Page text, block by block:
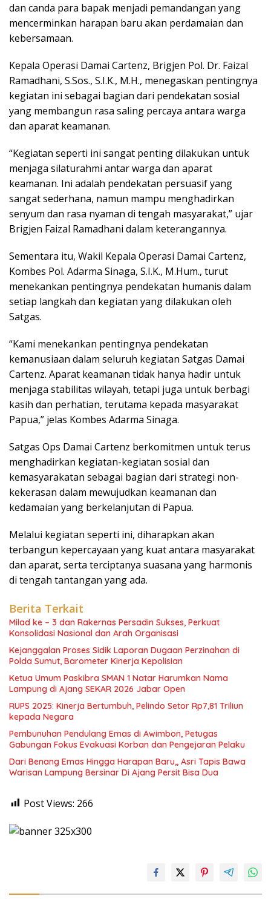
dan canda para bapak menjadi pemandangan yang
mencerminkan harapan baru akan perdamaian dan
kebersamaan.
Kepala Operasi Damai Cartenz, Brigjen Pol. Dr. Faizal
Ramadhani, S.Sos., S.I.K., M.H., menegaskan pentingnya
kegiatan ini sebagai bagian dari pendekatan sosial
yang membangun rasa saling percaya antara warga
dan aparat keamanan.
“Kegiatan seperti ini sangat penting dilakukan untuk
menjaga silaturahmi antar warga dan aparat
keamanan. Ini adalah pendekatan persuasif yang
sangat sederhana, namun mampu menghadirkan
senyum dan rasa nyaman di tengah masyarakat,” ujar
Brigjen Faizal Ramadhani dalam keterangannya.
Sementara itu, Wakil Kepala Operasi Damai Cartenz,
Kombes Pol. Adarma Sinaga, S.I.K., M.Hum., turut
menekankan pentingnya pendekatan humanis dalam
setiap langkah dan kegiatan yang dilakukan oleh
Satgas.
“Kami menekankan pentingnya pendekatan
kemanusiaan dalam seluruh kegiatan Satgas Damai
Cartenz. Aparat keamanan tidak hanya hadir untuk
menjaga stabilitas wilayah, tetapi juga untuk berbagi
kasih dan perhatian, terutama kepada masyarakat
Papua,” jelas Kombes Adarma Sinaga.
Satgas Ops Damai Cartenz berkomitmen untuk terus
menghadirkan kegiatan-kegiatan sosial dan
kemasyarakatan sebagai bagian dari strategi non-
kekerasan dalam mewujudkan keamanan dan
kedamaian yang berkelanjutan di Papua.
Melalui kegiatan seperti ini, diharapkan akan
terbangun kepercayaan yang kuat antara masyarakat
dan aparat, serta terciptanya suasana yang harmonis
di tengah tantangan yang ada.
Berita Terkait
Milad ke – 3 dan Rakernas Persadin Sukses, Perkuat
Konsolidasi Nasional dan Arah Organisasi
Kejanggalan Proses Sidik Laporan Dugaan Perzinahan di
Polda Sumut, Barometer Kinerja Kepolisian
Ketua Umum Paskibra SMAN 1 Natar Harumkan Nama
Lampung di Ajang SEKAR 2026 Jabar Open
RUPS 2025: Kinerja Bertumbuh, Pelindo Setor Rp7,81 Triliun
kepada Negara
Pembunuhan Pendulang Emas di Awimbon, Petugas
Gabungan Fokus Evakuasi Korban dan Pengejaran Pelaku
Dari Benang Emas Hingga Harapan Baru,, Asri Tapis Bawa
Warisan Lampung Bersinar Di Ajang Persit Bisa Dua
Post Views: 266